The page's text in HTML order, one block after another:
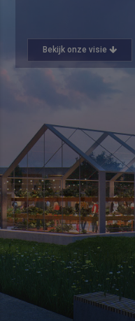
Bekijk onze visie